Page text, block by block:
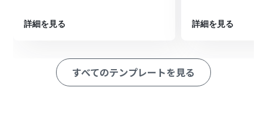
ペレーション」：トリガー起動後、フロー内で処理を行うアク
■このワークフローのカスタムポイント
Notionのオペレーション設定で、レコードを追加したい
データベースを任意で指定してください。
詳細を見る 詳細を見る
すべてのテンプレートを見る